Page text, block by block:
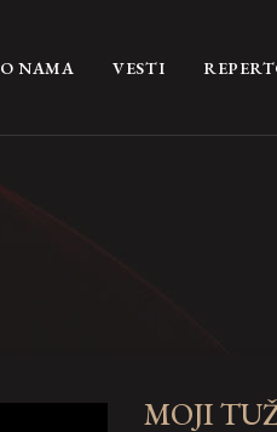
O NAMA (CURRENT)
VESTI
MOJI